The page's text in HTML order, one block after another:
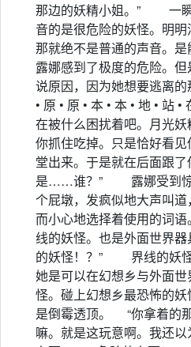
那边的妖精小姐。” 一瞬
音的是很危险的妖怪。明明
那就绝不是普通的声音。
露娜感到了极度的危险。
说原因，因为她想要逃离的
• 原 • 原 • 本 • 本 • 地 •
在被什么困扰着吧。月光
你抓住吃掉。只是恰好看
堂出来。于是就在后面跟
是……谁？” 露娜受到惊
个屁墩，发疯似地大声叫
而小心地选择着使用的词
线的妖怪。也是外面世界
的妖怪！？” 界线的妖怪
她是可以在幻想乡与外面
怪。碰上幻想乡最恐怖的
是倒霉透顶。 “你拿着的
嘛。就是这玩意啊。我还